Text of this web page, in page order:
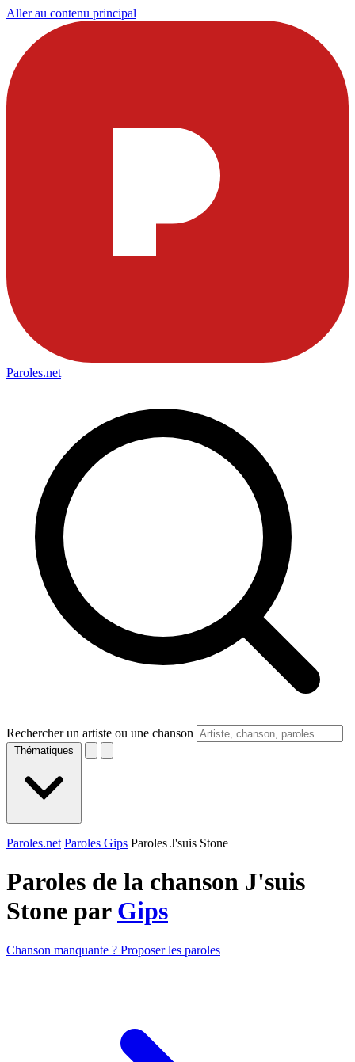
Aller au contenu principal
Paroles.net
Rechercher un artiste ou une chanson
Thématiques
Paroles.net Paroles Gips Paroles J'suis Stone
Paroles de la chanson J'suis
Stone par Gips
Chanson manquante ? Proposer les paroles